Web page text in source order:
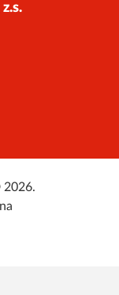
2026.